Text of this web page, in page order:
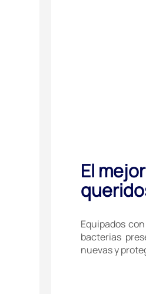
El
Equipados
bacterias
nuevas y